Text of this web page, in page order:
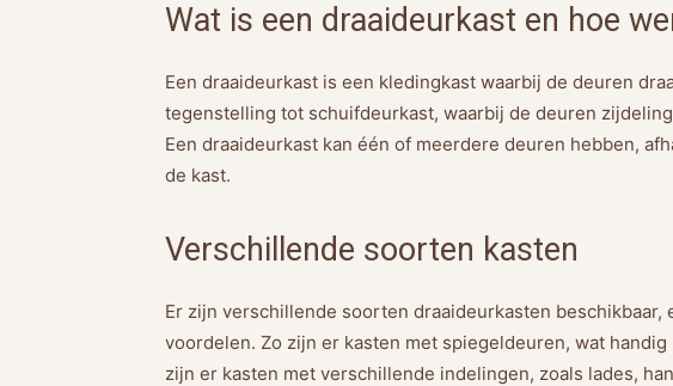
Wat is een draaideurkast en hoe
Een draaideurkast is een kledingkast waarbij de deuren
tegenstelling tot schuifdeurkast, waarbij de deuren
Een draaideurkast kan één of meerdere deuren hebben,
de kast.
Verschillende soorten kasten
Er zijn verschillende soorten draaideurkasten beschikbaar,
voordelen. Zo zijn er kasten met spiegeldeuren, wat
zijn er kasten met verschillende indelingen, zoals lades,